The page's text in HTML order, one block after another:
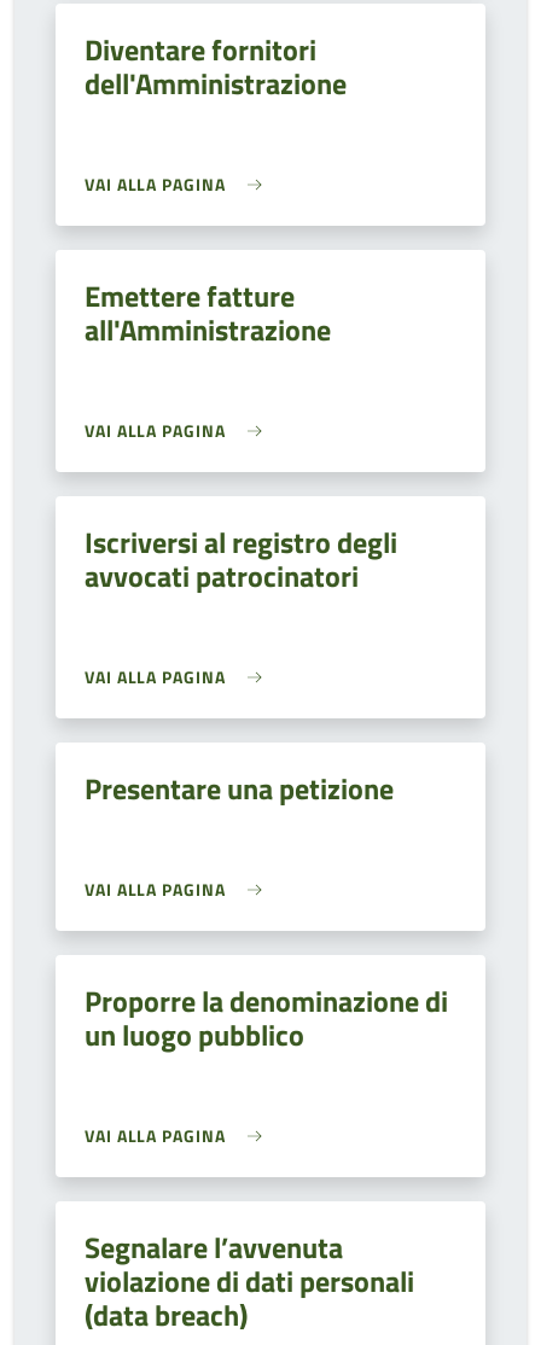
Diventare fornitori
dell'Amministrazione
VAI ALLA PAGINA
Emettere fatture
all'Amministrazione
VAI ALLA PAGINA
Iscriversi al registro degli
avvocati patrocinatori
VAI ALLA PAGINA
Presentare una petizione
VAI ALLA PAGINA
Proporre la denominazione di
un luogo pubblico
VAI ALLA PAGINA
Segnalare l’avvenuta
violazione di dati personali
(data breach)